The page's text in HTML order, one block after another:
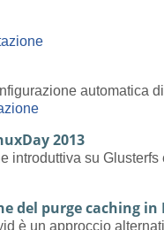
automatica
2013
introduttiva su
del purge caching
è un approccio